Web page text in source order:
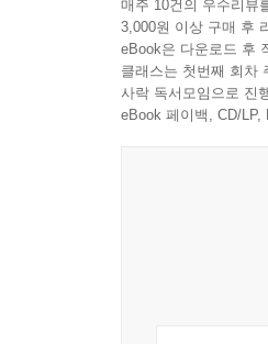
것입니다.
〈이 책이 꼭 필요
마케터 & 세일즈 담
모든 직장인: 검색
매주 10건의 우수리뷰
3,000원 이상 구매 후
eBook은 다운로드 후
클래스는 첫번째 회차
사락 독서모임으로 진
eBook 페이백, CD/